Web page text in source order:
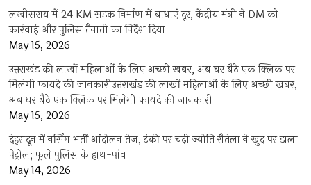
लखीसराय में 24 KM सड़क निर्माण में बाधाएं दूर, केंद्रीय मंत्री ने DM को
कार्रवाई और पुलिस तैनाती का निर्देश दिया
May 15, 2026
उत्तराखंड की लाखों महिलाओं के लिए अच्छी खबर, अब घर बैठे एक क्लिक पर
मिलेगी फायदे की जानकारीउत्तराखंड की लाखों महिलाओं के लिए अच्छी खबर,
अब घर बैठे एक क्लिक पर मिलेगी फायदे की जानकारी
May 15, 2026
देहरादून में नर्सिंग भर्ती आंदोलन तेज, टंकी पर चढ़ी ज्योति रौतेला ने खुद पर डाला
पेट्रोल; फूले पुलिस के हाथ-पांव
May 14, 2026